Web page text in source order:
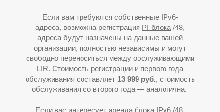
Если вам требуются собственные IPv6-
адреса, возможна регистрация PI-блока /48,
адреса будут назначены на данные вашей
организации, полностью независимы и могут
свободно переноситься между обслуживающими
LIR. Стоимость регистрации и первого года
обслуживания составляет 13999 руб., стоимость
обслуживания со второго года — аналогична.
Если вас интересует аренда блока IPv6 /48,